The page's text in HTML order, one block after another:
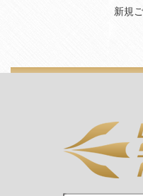
新規